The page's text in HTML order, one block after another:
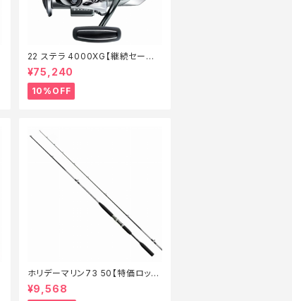
22 ステラ 4000XG【継続セール_
リール】【10】
¥75,240
10%OFF
ホリデーマリン73 50【特価ロッ
ド】【20】
¥9,568